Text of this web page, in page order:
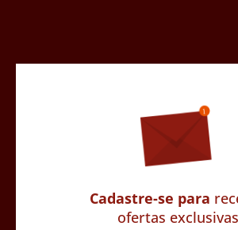
Cadastre-se para
ofertas exclusivas